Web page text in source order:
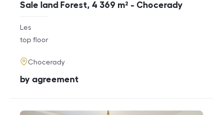
Sale land Forest, 4 369 m² - Chocerady
rozměry
Les
funkce
top floor
adresa
Chocerady
cena
by agreement